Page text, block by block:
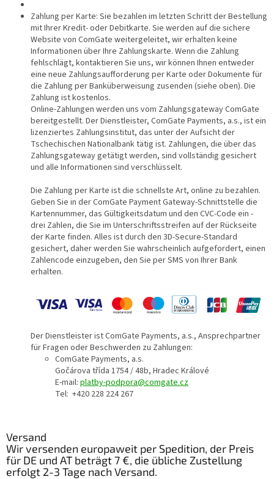
Zahlung per Karte: Sie bezahlen im letzten Schritt der Bestellung
mit Ihrer Kredit- oder Debitkarte. Sie werden auf die sichere
Website von ComGate weitergeleitet, wir erhalten keine
Informationen über Ihre Zahlungskarte. Wenn die Zahlung
fehlschlägt, kontaktieren Sie uns, wir können Ihnen entweder
eine neue Zahlungsaufforderung per Karte oder Dokumente für
die Zahlung per Banküberweisung zusenden (siehe oben). Die
Zahlung ist kostenlos.
Online-Zahlungen werden uns vom Zahlungsgateway ComGate
bereitgestellt. Der Dienstleister, ComGate Payments, a.s., ist ein
lizenziertes Zahlungsinstitut, das unter der Aufsicht der
Tschechischen Nationalbank tätig ist. Zahlungen, die über das
Zahlungsgateway getätigt werden, sind vollständig gesichert
und alle Informationen sind verschlüsselt.
Die Zahlung per Karte ist die schnellste Art, online zu bezahlen.
Geben Sie in der ComGate Payment Gateway-Schnittstelle die
Kartennummer, das Gültigkeitsdatum und den CVC-Code ein -
drei Zahlen, die Sie im Unterschriftsstreifen auf der Rückseite
der Karte finden. Alles ist durch den 3D-Secure-Standard
gesichert, daher werden Sie wahrscheinlich aufgefordert, einen
Zahlencode einzugeben, den Sie per SMS von Ihrer Bank
erhalten.
Der Dienstleister ist ComGate Payments, a.s., Ansprechpartner
für Fragen oder Beschwerden zu Zahlungen:
ComGate Payments, a.s.
Gočárova třída 1754 / 48b, Hradec Králové
E-mail: platby-podpora@comgate.cz
Tel: +420 228 224 267
Versand
Wir versenden europaweit per Spedition, der Preis
für DE und AT beträgt 7 €, die übliche Zustellung
erfolgt 2-3 Tage nach Versand.